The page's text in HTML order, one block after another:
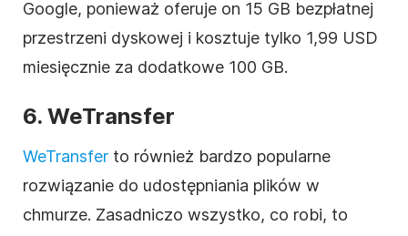
Google, ponieważ oferuje on 15 GB bezpłatnej
przestrzeni dyskowej i kosztuje tylko 1,99 USD
miesięcznie za dodatkowe 100 GB.
6. WeTransfer
WeTransfer to również bardzo popularne
rozwiązanie do udostępniania plików w
chmurze. Zasadniczo wszystko, co robi, to